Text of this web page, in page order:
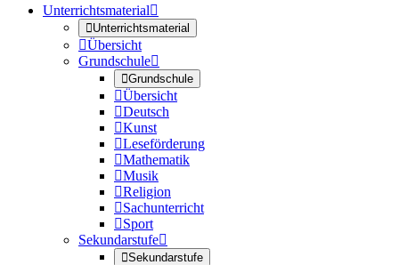
Unterrichtsmaterial
Unterrichtsmaterial
Übersicht
Grundschule
Grundschule
Übersicht
Deutsch
Kunst
Leseförderung
Mathematik
Musik
Religion
Sachunterricht
Sport
Sekundarstufe
Sekundarstufe